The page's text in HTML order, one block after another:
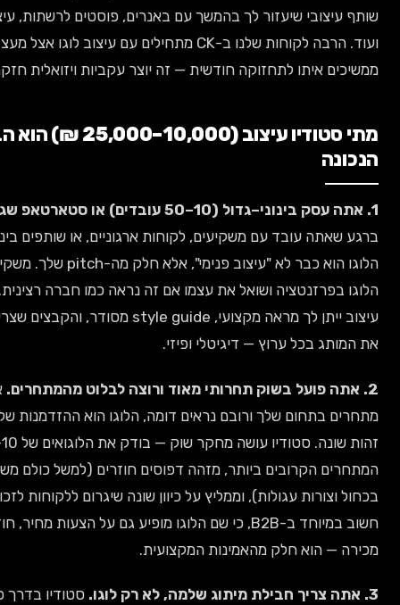
שיעזור לך בהמשך עם באנרים, פוסטים לרשתות, עיצוב אריזה,
ועוד. הרבה לקוחות שלנו ב-CK מתחילים עם עיצוב לוגו אצל מעצב פרטי, ואז
לתחזוקה חודשית — זה יוצר עקביות ויזואלית חזקה.
מתי סטודיו עיצוב (10,000–25,000 ₪) הוא הבחירה
עובד עם משקיעים, לקוחות ארגוניים, או שותפים בינלאומיים —
הלוגו הוא כבר לא "עיצוב פנימי", אלא חלק מה-pitch שלך. משקיע רואה את
ושואל את עצמו אם זה נראה כמו חברה רצינית. סטודיו
עיצוב ייתן לך מראה מקצועי, style guide מסודר, והקבצים שצריך כדי להציג
ערוץ — דיגיטלי ופיזי.
אם יש 20
שלך ורובם נראים דומה, הלוגו הוא ההזדמנות שלך ליצור
זהות שונה. סטודיו עושה מחקר שוק — בודק את הלוגואים של 10–20
הקרובים ביותר, מזהה דפוסים חוזרים (למשל כולם משתמשים
עגולות), וממליץ על כיוון שונה שיגרום ללקוחות לזכור אותך. זה
חשוב במיוחד ב-B2B, כי שם הלוגו מופיע גם על הצעות מחיר, חוזים, ומצגות
חלק מהאמינות המקצועית.
סטודיו בדרך כלל כולל